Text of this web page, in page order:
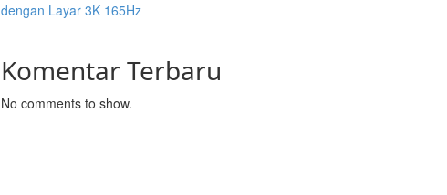
dengan Layar 3K 165Hz
Komentar Terbaru
No comments to show.